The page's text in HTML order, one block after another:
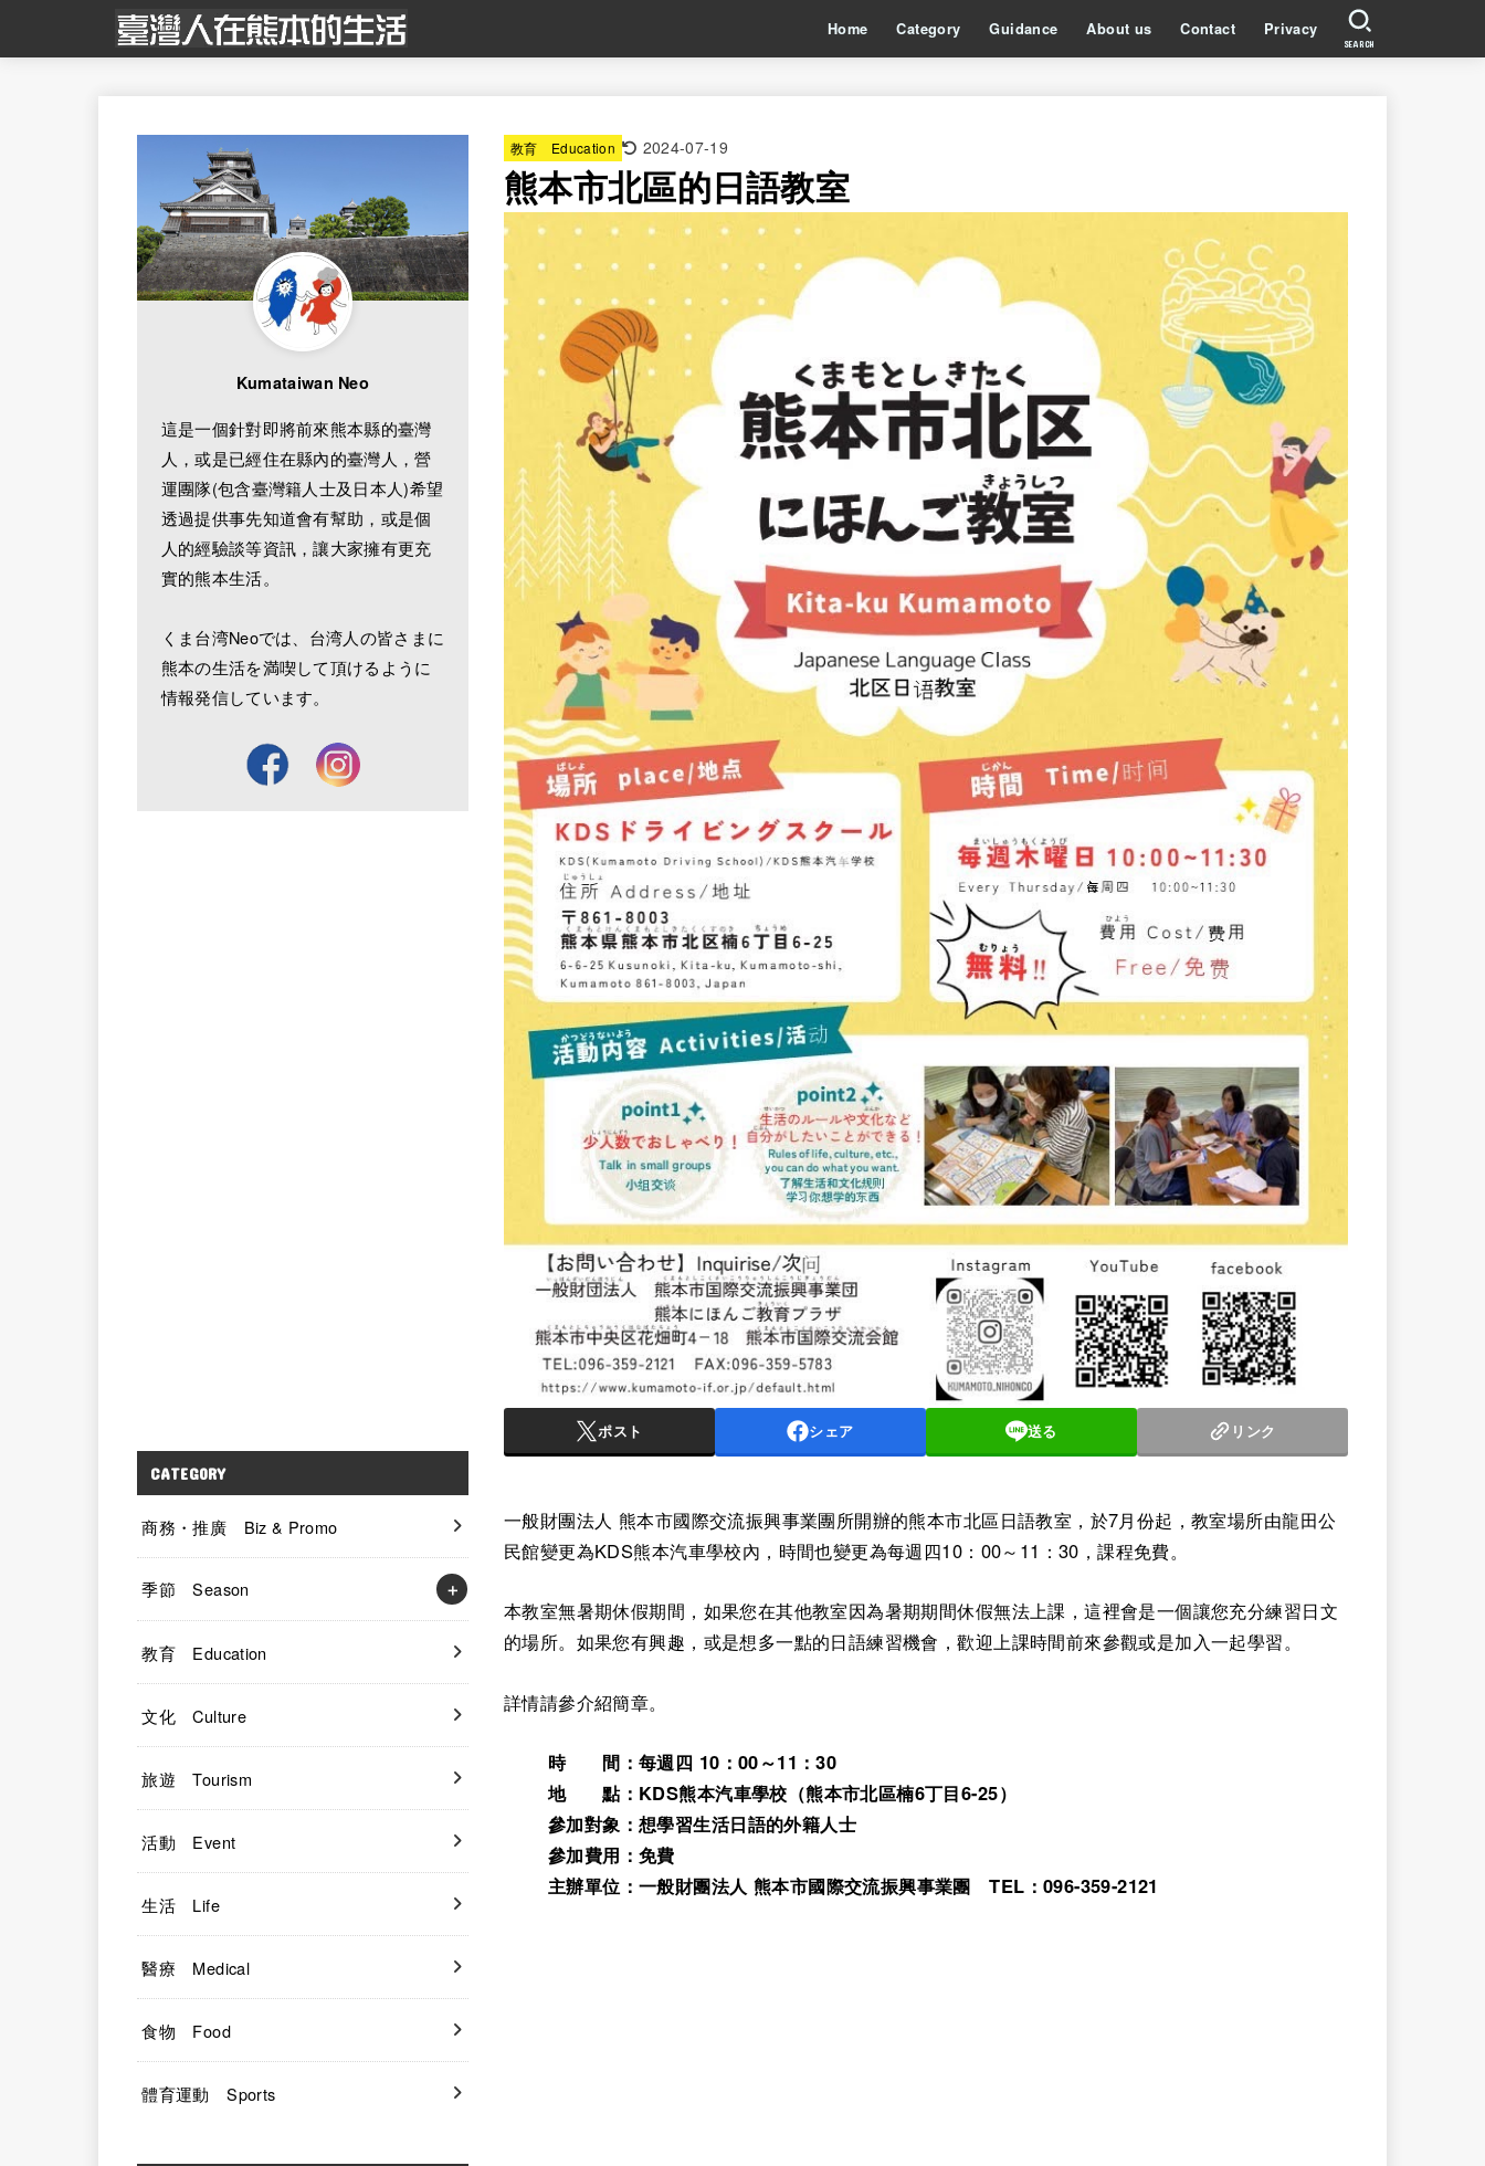
Home Category Guidance About us Contact Privacy
SEARCH
教育 Education 2024-07-19
熊本市北區的日語教室
ポスト シェア 送る リンク
一般財團法人 熊本市國際交流振興事業團所開辦的熊本市北區日語教室，於7月份起，教室場所由龍田公
民館變更為KDS熊本汽車學校內，時間也變更為每週四10：00～11：30，課程免費。
本教室無暑期休假期間，如果您在其他教室因為暑期期間休假無法上課，這裡會是一個讓您充分練習日文
的場所。如果您有興趣，或是想多一點的日語練習機會，歡迎上課時間前來參觀或是加入一起學習。
詳情請參介紹簡章。
時 間：每週四 10：00～11：30
地 點：KDS熊本汽車學校（熊本市北區楠6丁目6-25）
參加對象：想學習生活日語的外籍人士
參加費用：免費
主辦單位：一般財團法人 熊本市國際交流振興事業團 TEL：096-359-2121
Kumataiwan Neo
這是一個針對即將前來熊本縣的臺灣
人，或是已經住在縣內的臺灣人，營
運團隊(包含臺灣籍人士及日本人)希望
透過提供事先知道會有幫助，或是個
人的經驗談等資訊，讓大家擁有更充
實的熊本生活。
くま台湾Neoでは、台湾人の皆さまに
熊本の生活を満喫して頂けるように
情報発信しています。
CATEGORY
商務・推廣 Biz & Promo
季節 Season
教育 Education
文化 Culture
旅遊 Tourism
活動 Event
生活 Life
醫療 Medical
食物 Food
體育運動 Sports